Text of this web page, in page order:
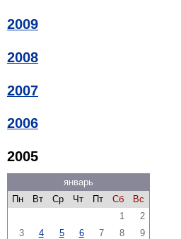
2009
2008
2007
2006
2005
январь
Пн
Вт Ср Чт Пт Сб
Вс
1
2
3
4 5 6 7 8
9